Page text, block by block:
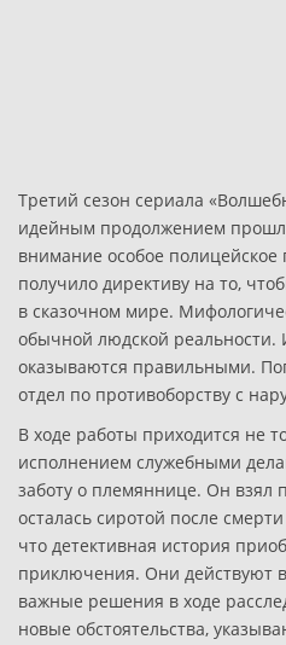
Третий сезон сериала
идейным продолжением
внимание особое полицейское
получило директиву на то,
в сказочном мире.
обычной людской реальности.
оказываются правильными.
отдел по противоборству с
В ходе работы приходится не
исполнением служебными
заботу о племяннице. Он взял
осталась сиротой после
что детективная история
приключения. Они действуют
важные решения в ходе
новые обстоятельства,